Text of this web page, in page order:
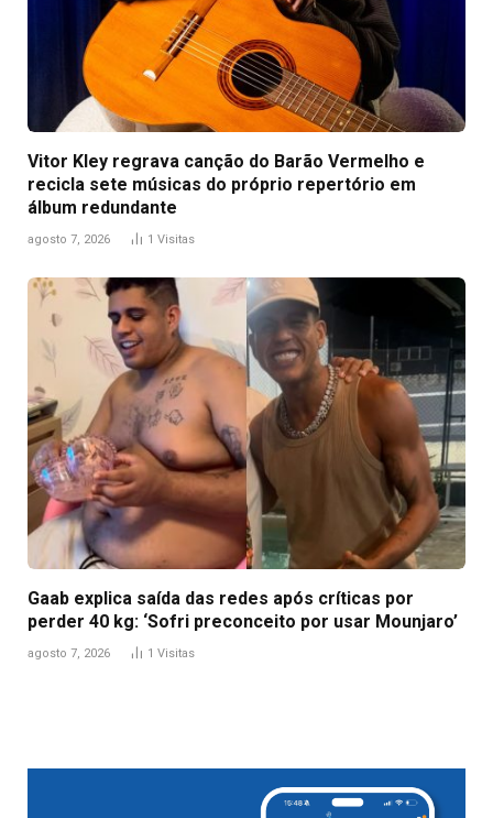
Vitor Kley regrava canção do Barão Vermelho e
recicla sete músicas do próprio repertório em
álbum redundante
agosto 7, 2026 1 Visitas
Gaab explica saída das redes após críticas por
perder 40 kg: ‘Sofri preconceito por usar Mounjaro’
agosto 7, 2026 1 Visitas